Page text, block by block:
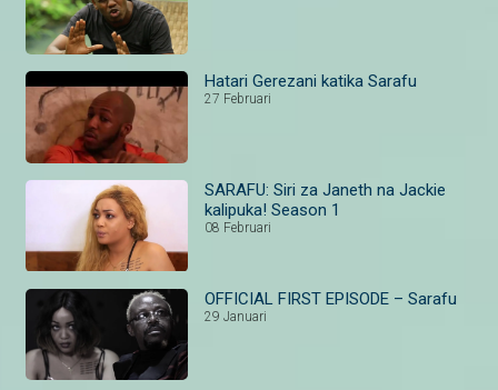
Hatari Gerezani katika Sarafu
27 Februari
SARAFU: Siri za Janeth na Jackie
kalipuka! Season 1
08 Februari
OFFICIAL FIRST EPISODE – Sarafu
29 Januari